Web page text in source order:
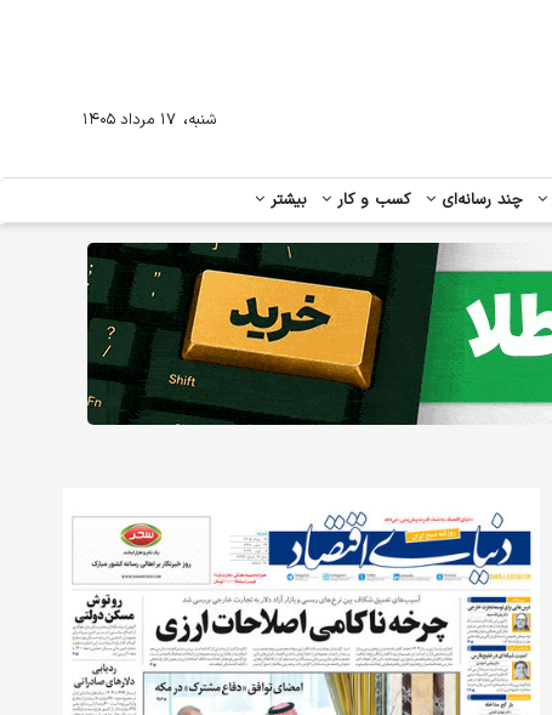
چند رسانه‌ای کسب و کار بیشتر
شنبه، ۱۷ مرداد ۱۴۰۵